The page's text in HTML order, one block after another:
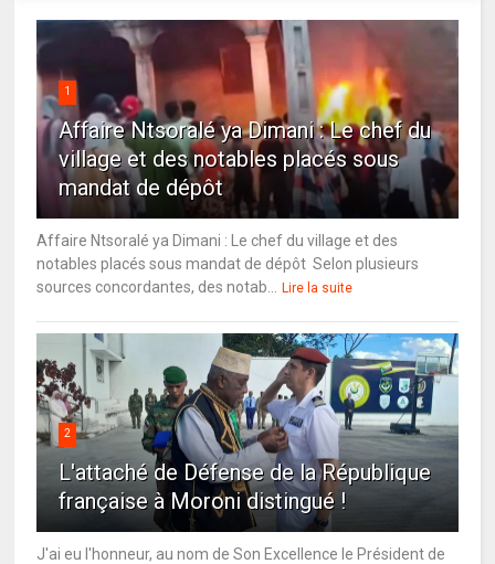
1
Affaire Ntsoralé ya Dimani : Le chef du
village et des notables placés sous
mandat de dépôt
Affaire Ntsoralé ya Dimani : Le chef du village et des
notables placés sous mandat de dépôt Selon plusieurs
sources concordantes, des notab...
Lire la suite
2
L'attaché de Défense de la République
française à Moroni distingué !
J'ai eu l'honneur, au nom de Son Excellence le Président de